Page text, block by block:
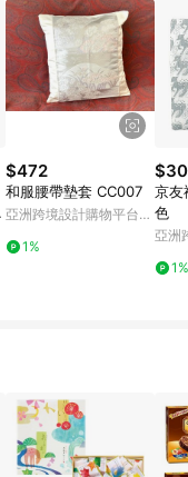
格。 (4) 如
等其他網頁、或
造成追蹤中斷而
規格、顏色、價
網頁標示為準。
定，逾期訂單將
改條款與法律
。
$472
和服腰帶墊套 CC007
亞洲跨境設計購物平台
1%
京友
色
亞洲
1%